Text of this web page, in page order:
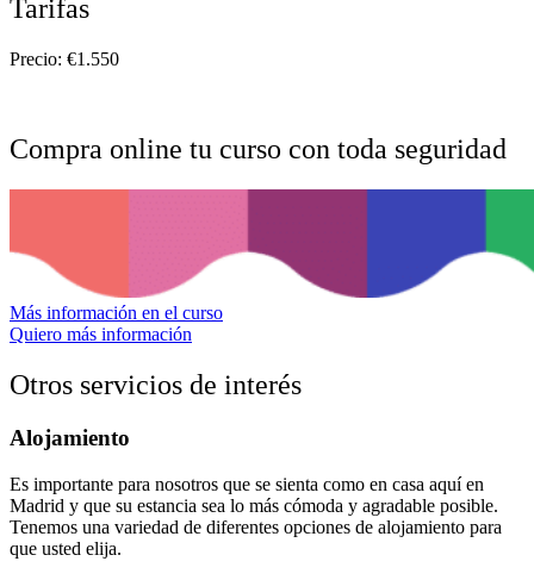
Tarifas
Precio: €1.550
Compra online tu curso con toda seguridad
Más información en el curso
Quiero más información
Otros servicios de interés
Alojamiento
Es importante para nosotros que se sienta como en casa aquí en
Madrid y que su estancia sea lo más cómoda y agradable posible.
Tenemos una variedad de diferentes opciones de alojamiento para
que usted elija.